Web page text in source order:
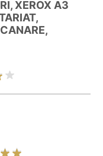
XEROX A3